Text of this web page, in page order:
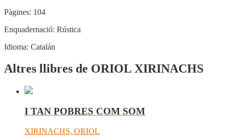
Pàgines: 104
Enquadernació: Rústica
Idioma: Catalán
Altres llibres de ORIOL XIRINACHS
I TAN POBRES COM SOM
XIRINACHS, ORIOL